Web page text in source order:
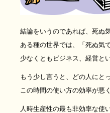
結論をいうのであれば、死ぬ
ある種の世界では、「死ぬ気
少なくともビジネス、経営と
もう少し言うと、どの人にと
この時間の使い方の効率が悪
人時生産性の最も非効率な使